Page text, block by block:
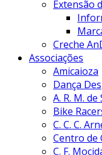
Extensão
Creche
Associações
Amicaioza
Dança
A. R. M.
Bike
C. C. C.
Centro de
C. F.